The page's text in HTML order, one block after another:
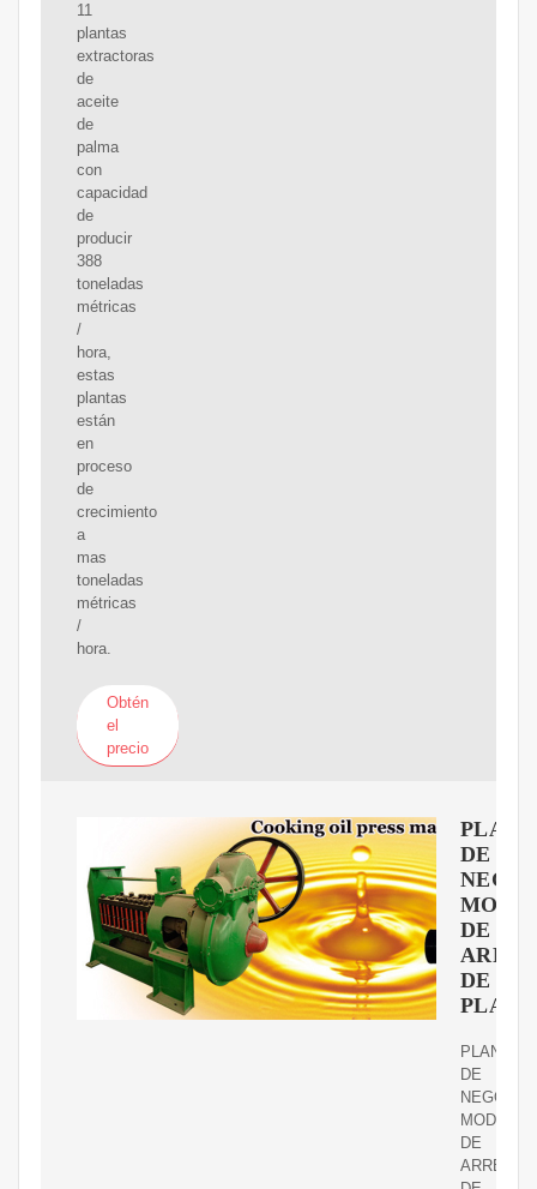
11
plantas
extractoras
de
aceite
de
palma
con
capacidad
de
producir
388
toneladas
métricas
/
hora,
estas
plantas
están
en
proceso
de
crecimiento
a
mas
toneladas
métricas
/
hora.
Obtén
el
precio
PLAN
DE
DE
DE
PLAN
DE
MODELO
DE